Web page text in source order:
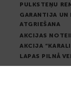
PULKSTEŅU
GARANTIJA UN
ATGRIEŠANA
AKCIJAS
AKCIJA
LAPAS PILNĀ